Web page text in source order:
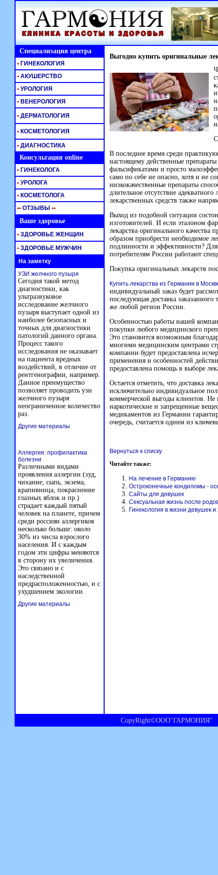
Специализация центра Выгодно купить оригинальные
В последнее время среди
настоящему действенные
фальсификатами и просто
само по себе не опасно, хотя и не
низкокачественные препараты
длительное отсутствие
лекарственных средств также
Выход из подобной ситуации
изготовителей. И если эталоном
лекарства оригинального
образом приобрести необходимое
подлинности и эффективности?
потребителям России работают
Покупка оригинальных лекарств
Купить лекарства из Германии в
индивидуальный заказ будет
последующая доставка заказанного
же любой регион России.
Особенностью работы нашей
покупки любого медицинского
Это становится возможным
многими медицинским центрами
компании будет предоставлена
применения и особенностей
предоставлена помощь в выборе
Остается отметить, что доставка
исключительно индивидуальное
коммерческой выгоды клиентов. Не
наркотические и запрещенные
медикаментов из Германии
очередь, считается одним из
Вернуться к списку
Читайте также:
На лечение в Германию
Остроконечные кондиломы -
Сайты для девушек
Сексуальная жизнь после
Гинекология в жизни девушек
• ГИНЕКОЛОГИЯ
• АКУШЕРСТВО
• УРОЛОГИЯ
• ВЕНЕРОЛОГИЯ
• ДЕРМАТОЛОГИЯ
• КОСМЕТОЛОГИЯ
• ДИАГНОСТИКА
Консультация online
• ГИНЕКОЛОГА
• УРОЛОГА
• КОСМЕТОЛОГА
•• ОТЗЫВЫ ••
Ваше здоровье
• ЗДОРОВЬЕ ЖЕНЩИН
• ЗДОРОВЬЕ МУЖЧИН
На заметку
УЗИ желчного пузыря
Сегодня такой метод
диагностики, как
ультразвуковое
исследование желчного
пузыря выступает одной из
наиболее безопасных и
точных для диагностики
патологий данного органа.
Процесс такого
исследования не оказывает
на пациента вредных
воздействий, в отличие от
рентгенографии, например.
Данное преимущество
позволяет проводить узи
желчного пузыря
неограниченное количество
раз.
Другие материалы
Аллергия: профилактика
болезни
Различными видами
проявления аллергии (зуд,
чихание, сыпь, экзема,
крапивница, покраснение
глазных яблок и пр.)
страдает каждый пятый
человек на планете, причем
среди россиян аллергиков
несколько больше: около
30% из числа взрослого
населения. И с каждым
годом эти цифры меняются
в сторону их увеличения.
Это связано и с
наследственной
предрасположенностью, и с
ухудшением экологии.
Другие материалы